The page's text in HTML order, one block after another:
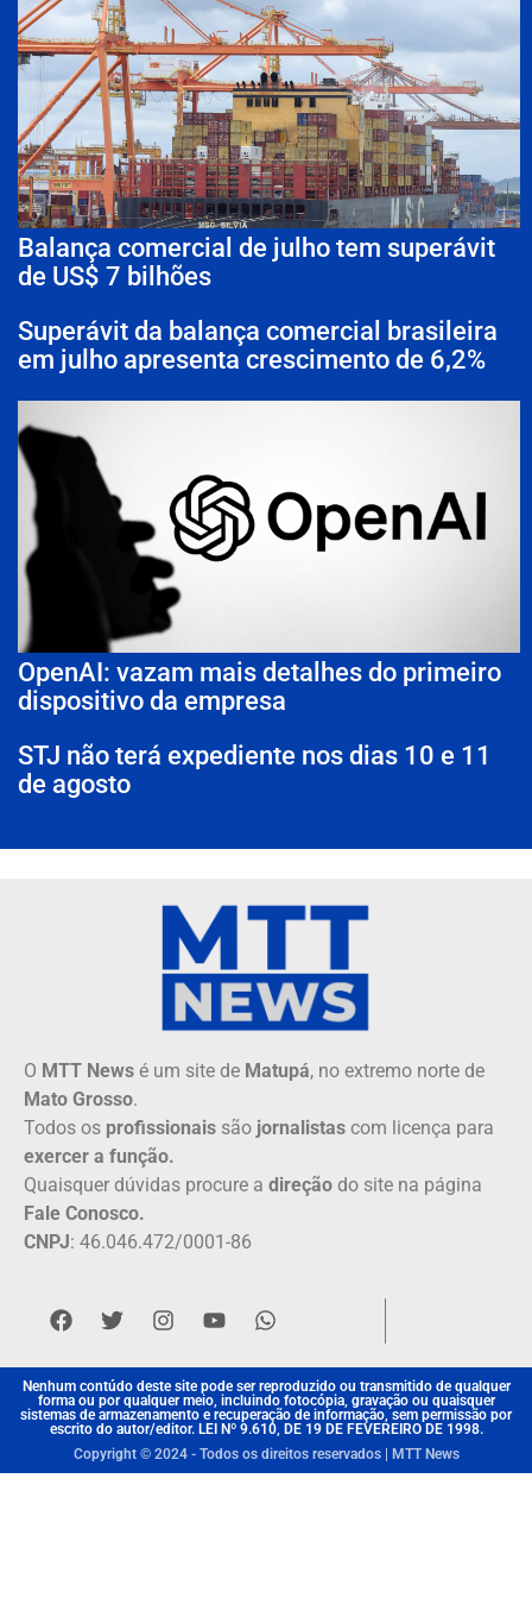
Balança comercial de julho tem superávit
de US$ 7 bilhões
Superávit da balança comercial brasileira
em julho apresenta crescimento de 6,2%
OpenAI: vazam mais detalhes do primeiro
dispositivo da empresa
STJ não terá expediente nos dias 10 e 11
de agosto
O MTT News é um site de Matupá, no extremo norte de
Mato Grosso.
Todos os profissionais são jornalistas com licença para
exercer a função.
Quaisquer dúvidas procure a direção do site na página
Fale Conosco.
CNPJ: 46.046.472/0001-86
Nenhum contúdo deste site pode ser reproduzido ou transmitido de qualquer
forma ou por qualquer meio, incluindo fotocópia, gravação ou quaisquer
sistemas de armazenamento e recuperação de informação, sem permissão por
escrito do autor/editor. LEI Nº 9.610, DE 19 DE FEVEREIRO DE 1998.
Copyright © 2024 - Todos os direitos reservados | MTT News